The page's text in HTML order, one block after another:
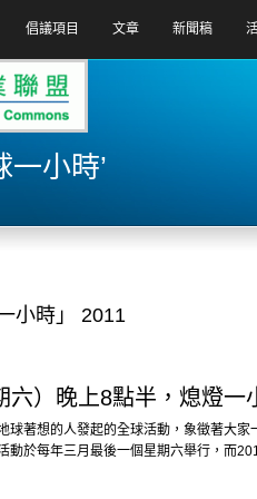
倡議項目 文章 新聞稿
一小時’
小時」 2011
六）晚上8點半，熄燈一
球著想的人發起的全球活動，象徵著大
動於每年三月最後一個星期六舉行，而